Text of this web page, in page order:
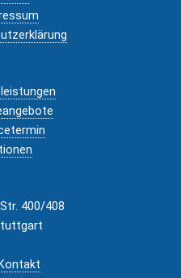
400/408